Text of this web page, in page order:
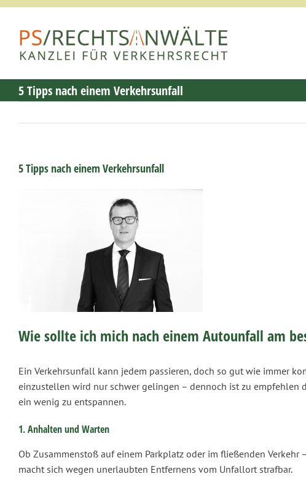
Inhalt
springen
5 Tipps nach einem Verkehrsunfall
5 Tipps nach einem Verkehrsunfall
Wie sollte ich mich nach einem Autounfall am
Ein Verkehrsunfall kann jedem passieren, doch so gut wie immer
einzustellen wird nur schwer gelingen – dennoch ist zu empfehlen
ein wenig zu entspannen.
1. Anhalten und Warten
Ob Zusammenstoß auf einem Parkplatz oder im fließenden
macht sich wegen unerlaubten Entfernens vom Unfallort strafbar.